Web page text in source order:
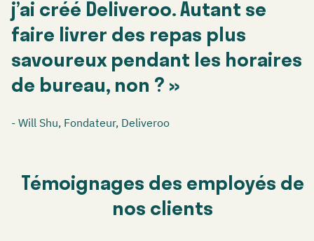
j’ai créé Deliveroo. Autant se
faire livrer des repas plus
savoureux pendant les horaires
de bureau, non ? »
- Will Shu, Fondateur, Deliveroo
Témoignages des employés de
nos clients